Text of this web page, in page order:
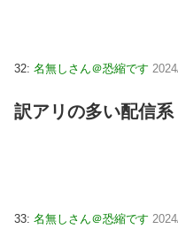
32: 名無しさん＠恐縮です
訳アリの多い配信系
33: 名無しさん＠恐縮です